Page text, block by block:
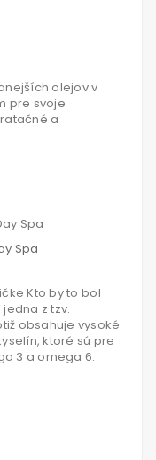
olejov v
pre svoje
a
Spa
Kto by to bol
z tzv.
obsahuje vysoké
ktoré sú pre
3 a omega 6.